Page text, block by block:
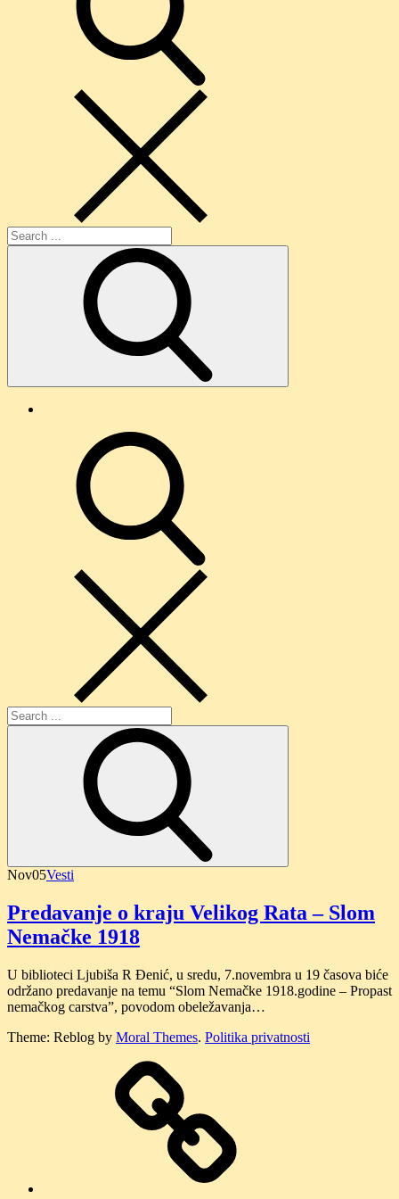
Search
for:
Search
for:
Nov05Vesti
Predavanje o kraju Velikog Rata – Slom
Nemačke 1918
U biblioteci Ljubiša R Đenić, u sredu, 7.novembra u 19 časova biće
održano predavanje na temu “Slom Nemačke 1918.godine – Propast
nemačkog carstva”, povodom obeležavanja…
Theme: Reblog by Moral Themes. Politika privatnosti